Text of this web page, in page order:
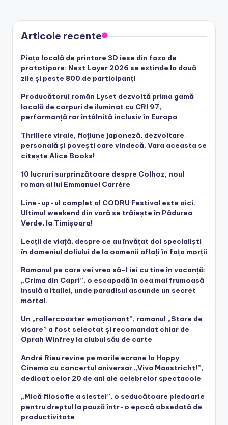
Articole recente
Piața locală de printare 3D iese din faza de
prototipare: Next Layer 2026 se extinde la două
zile și peste 800 de participanți
Producătorul român Lyset dezvoltă prima gamă
locală de corpuri de iluminat cu CRI 97,
performanță rar întâlnită inclusiv în Europa
Thrillere virale, ficțiune japoneză, dezvoltare
personală și povești care vindecă. Vara aceasta se
citește Alice Books!
10 lucruri surprinzătoare despre Colhoz, noul
roman al lui Emmanuel Carrère
Line-up-ul complet al CODRU Festival este aici.
Ultimul weekend din vară se trăiește în Pădurea
Verde, la Timișoara!
Lecții de viață, despre ce au învățat doi specialiști
în domeniul doliului de la oamenii aflați în fața morții
Romanul pe care vei vrea să-l iei cu tine în vacanță:
„Crima din Capri”, o escapadă în cea mai frumoasă
insulă a Italiei, unde paradisul ascunde un secret
mortal.
Un „rollercoaster emoționant”, romanul „Stare de
visare” a fost selectat și recomandat chiar de
Oprah Winfrey la clubul său de carte
André Rieu revine pe marile ecrane la Happy
Cinema cu concertul aniversar „Viva Maastricht!”,
dedicat celor 20 de ani ale celebrelor spectacole
„Mică filosofie a siestei”, o seducătoare pledoarie
pentru dreptul la pauză într-o epocă obsedată de
productivitate